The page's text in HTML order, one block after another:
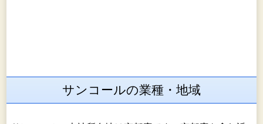
サンコールの業種・地域